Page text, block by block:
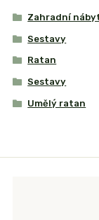
Zahradní
Sestavy
Ratan
Sestavy
Umělý ratan